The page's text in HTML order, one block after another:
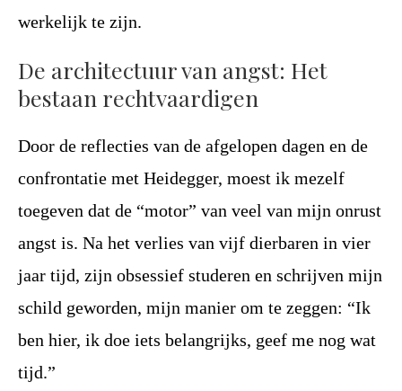
werkelijk te zijn.
De architectuur van angst: Het
bestaan rechtvaardigen
Door de reflecties van de afgelopen dagen en de
confrontatie met Heidegger, moest ik mezelf
toegeven dat de “motor” van veel van mijn onrust
angst is. Na het verlies van vijf dierbaren in vier
jaar tijd, zijn obsessief studeren en schrijven mijn
schild geworden, mijn manier om te zeggen: “Ik
ben hier, ik doe iets belangrijks, geef me nog wat
tijd.”